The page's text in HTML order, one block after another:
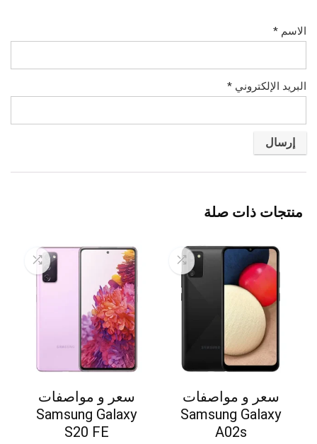
الاسم *
البريد الإلكتروني *
منتجات ذات صلة
سعر و مواصفات
Samsung Galaxy
A02s
سعر و مواصفات
Samsung Galaxy
S20 FE